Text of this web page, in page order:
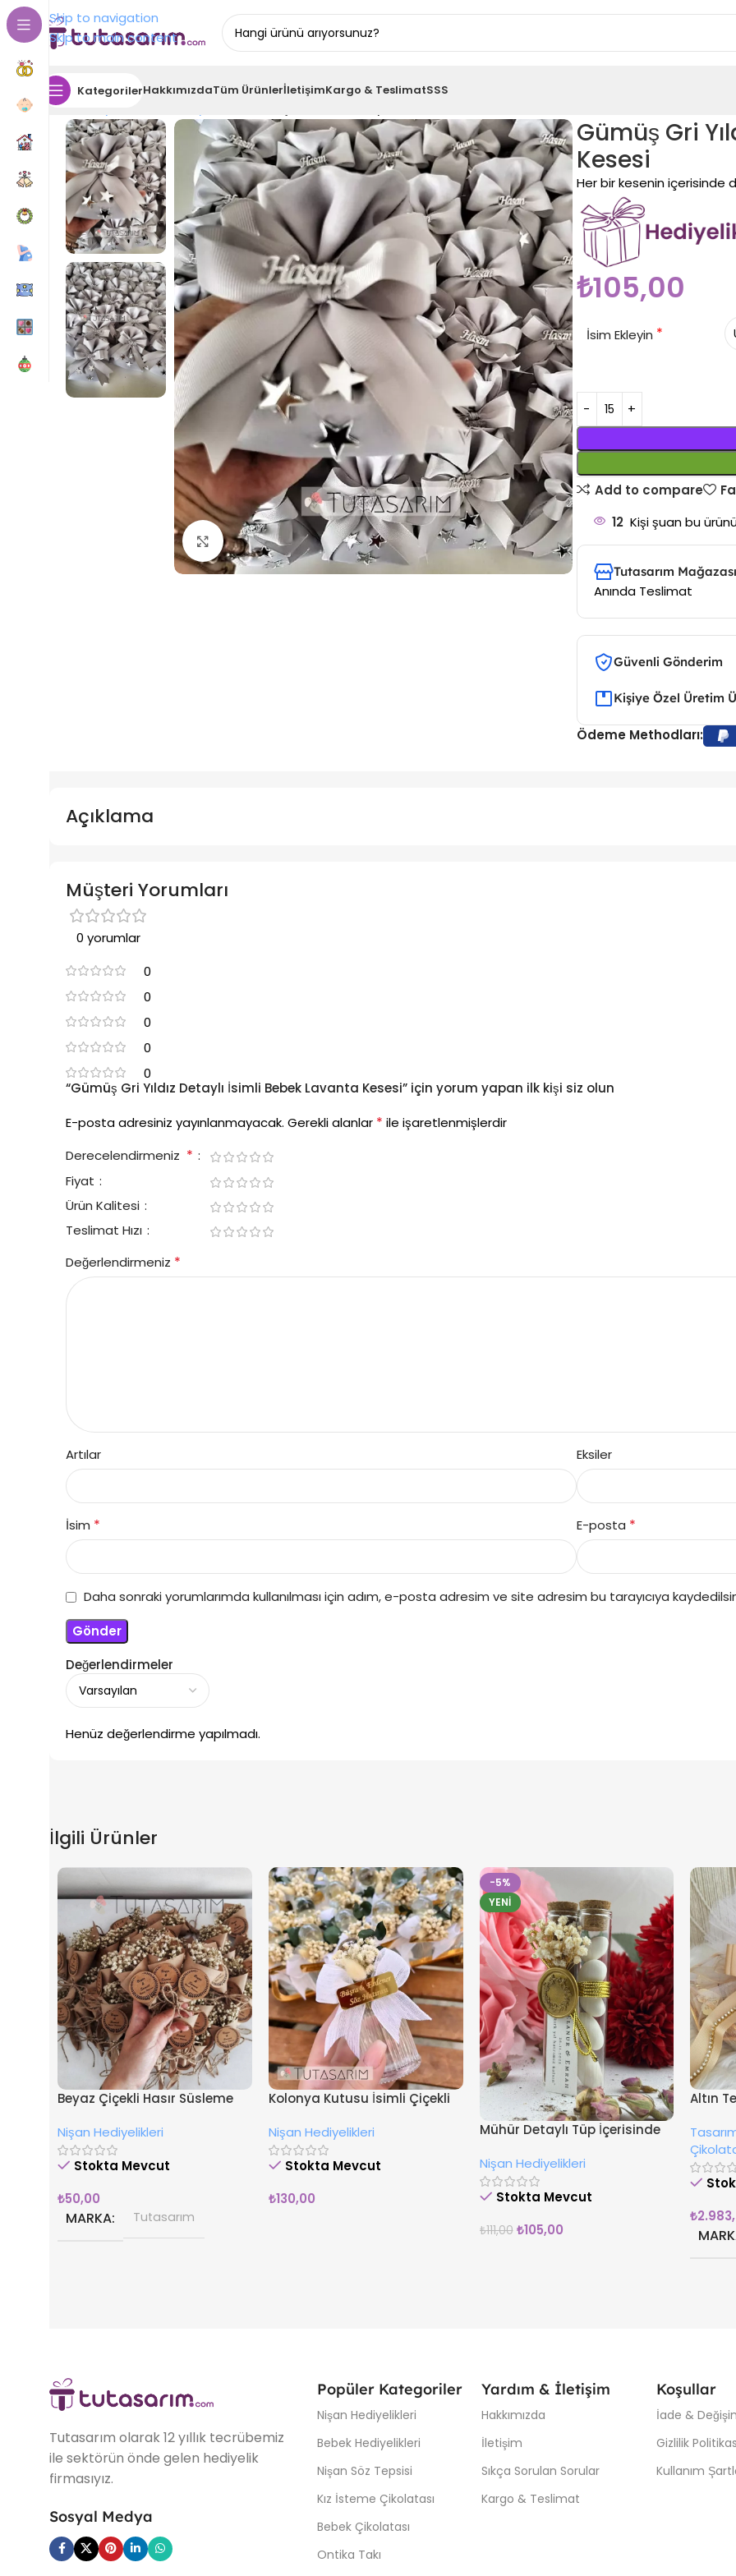
Skip to navigation
Skip to main content
KategorilerHakkımızdaTüm ÜrünlerİletişimKargo & TeslimatSSS
Ana Sayfa
Click to enlarge
Gümüş Gri
Kesesi
Her bir kesenin içerisinde
₺105,00
İsim Ekleyin *
Add to compare
12 Kişi şuan bu
Tutasarım
Anında Teslimat
Güvenli Gönderim
Kişiye Özel Üretim
Ödeme Methodları:
Açıklama
Müşteri Yorumları
0 yorumlar
0
0
0
0
0
Değerlendirmeler
Henüz değerlendirme yapılmadı.
“Gümüş Gri Yıldız Detaylı İsimli Bebek Lavanta Kesesi” için yorum yapan ilk kişi siz olun
E-posta adresiniz yayınlanmayacak. Gerekli alanlar * ile işaretlenmişlerdir
Derecelendirmeniz *
Fiyat
Ürün Kalitesi
Teslimat Hızı
Değerlendirmeniz *
Artılar Eksiler
İsim * E-posta *
Daha sonraki yorumlarımda kullanılması için adım, e-posta adresim ve site adresim bu tarayıcıya
İlgili Ürünler
Beyaz Çiçekli Hasır Süsleme
Nişan Hediyelikleri
Stokta Mevcut
₺50,00
MARKA Tutasarım
Kolonya Kutusu İsimli Çiçekli
Nişan Hediyelikleri
Stokta Mevcut
₺130,00
-5%
YENI
Mühür Detaylı Tüp İçerisinde
Nişan Hediyelikleri
Stokta Mevcut
₺111,00 ₺105,00
Altın
₺
Tutasarım olarak 12 yıllık tecrübemiz
ile sektörün önde gelen hediyelik
firmasıyız.
Sosyal Medya
Popüler Kategoriler
Nişan Hediyelikleri
Bebek Hediyelikleri
Nişan Söz Tepsisi
Kız İsteme Çikolatası
Bebek Çikolatası
Ontika Takı
Yardım & İletişim
Hakkımızda
İletişim
Sıkça Sorulan Sorular
Kargo & Teslimat
Koşullar
İade &
Gizlilik
Kullanım